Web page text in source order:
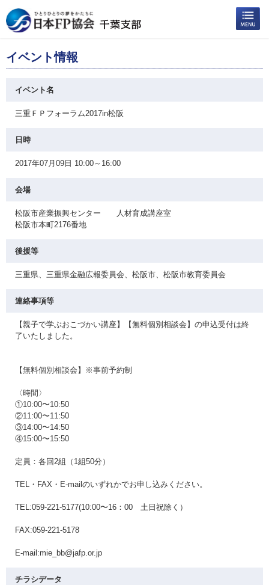
イベント情報
イベント名
三重ＦＰフォーラム2017in松阪
日時
2017年07月09日 10:00～16:00
会場
松阪市産業振興センター 人材育成講座室
松阪市本町2176番地
後援等
三重県、三重県金融広報委員会、松阪市、松阪市教育委員会
連絡事項等
【親子で学ぶおこづかい講座】【無料個別相談会】の申込受付は終
了いたしました。
【無料個別相談会】※事前予約制
〈時間〉
①10:00〜10:50
②11:00〜11:50
③14:00〜14:50
④15:00〜15:50
定員：各回2組（1組50分）
TEL・FAX・E-mailのいずれかでお申し込みください。
TEL:059-221-5177(10:00〜16：00 土日祝除く）
FAX:059-221-5178
E-mail:mie_bb@jafp.or.jp
チラシデータ